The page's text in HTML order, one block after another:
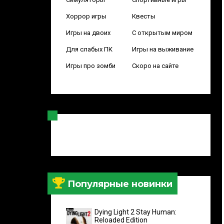
Хоррор игры Квесты
Игры на двоих С открытым миром
Для слабых ПК Игры на выживание
Игры про зомби Скоро на сайте
Популярные новинки
Dying Light 2 Stay Human:
Reloaded Edition